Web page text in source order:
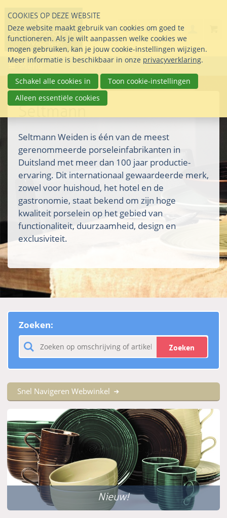
links
over
Direct
naar
inhoud
Direct
naar
het
info@seltmann-
Stel uw vraag
085 76 07 000
Search
Menu
Seltmann
Seltmann Weiden is één van de meest
gerenommeerde porseleinfabrikanten in
Duitsland met meer dan 100 jaar productie-
ervaring. Dit internationaal gewaardeerde merk,
zowel voor huishoud, het hotel en de
gastronomie, staat bekend om zijn hoge
kwaliteit porselein op het gebied van
functionaliteit, duurzaamheid, design en
exclusiviteit.
Zoeken:
Zoeken
Snel Navigeren Webwinkel
Nieuw!
COOKIES OP DEZE WEBSITE
Deze website maakt gebruik van cookies om goed te
functioneren. Als je wilt aanpassen welke cookies we
mogen gebruiken, kan je jouw cookie-instellingen wijzigen.
Meer informatie is beschikbaar in onze privacyverklaring.
Schakel alle cookies in
Toon cookie-instellingen
Alleen essentiële cookies